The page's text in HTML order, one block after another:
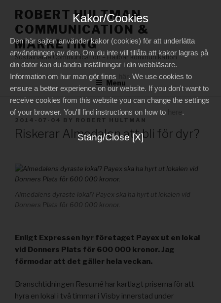
Kakor/Cookies
Den här sajten använder kakor (cookies) för att underlätta
användningen av den. Om du inte vill tillåta att kakor lagras på
din dator kan du ändra inställningar i din webbläsare.
Information om hur man gör finns
. We use cookies to
ensure a better experience on our website. If you don't want to
receive cookies from this website you can change the settings
of your browser. You'll find instructions on how to
.
Stäng/Close [X]
content
ROBERT HULTMAN
COMMUNICATION &
MARKETING
Sustainable Communication – Hållbar kommunikation
Menu
POSTED
ON
2014-07-04 BY ROBERT HULTMAN
Riskerar Almedalen att bli för dyr?
Almedalens dyraste lokal? Payex ska ha hyrt ut lokalen vid
Donners Plats för 600 000 kronor.
Enligt Expressen hyr företaget Payex ut en lokal
vid Donners Plats för 600 000 kronor. Jag
förmodar att det gäller hela veckan.
Branschtidningen Resumé har kartlagt priserna för att
hyra en lokal i två timmar i Visby innerstad under